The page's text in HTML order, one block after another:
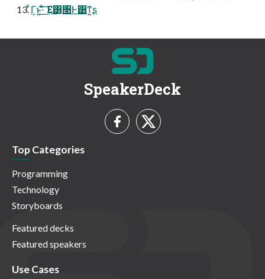
͋Γ͕ͱ͏͍͟͝·ͨ͠ ͜Ε͸͓৓Ͱ͸ͳ͍ʂ
SpeakerDeck
Top Categories
Programming
Technology
Storyboards
Featured decks
Featured speakers
Use Cases